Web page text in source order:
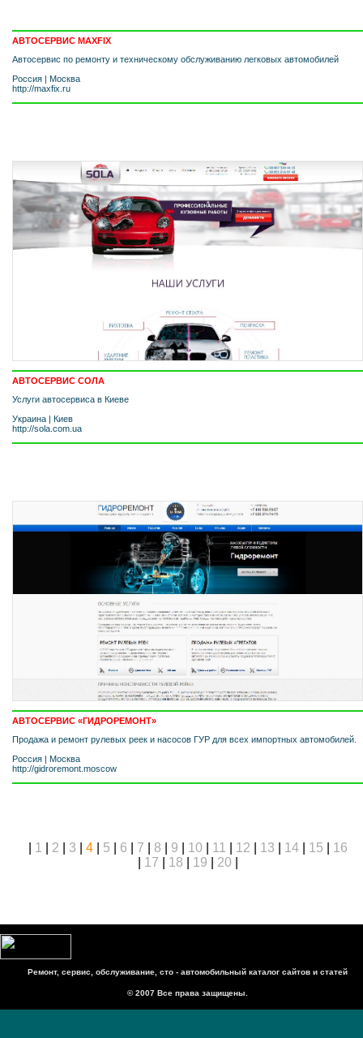
АВТОСЕРВИС MAXFIX
Автосервис по ремонту и техническому обслуживанию легковых автомобилей
Россия | Москва
http://maxfix.ru
АВТОСЕРВИС СОЛА
Услуги автосервиса в Киеве
Украина | Киев
http://sola.com.ua
АВТОСЕРВИС «ГИДРОРЕМОНТ»
Продажа и ремонт рулевых реек и насосов ГУР для всех импортных автомобилей.
Россия | Москва
http://gidroremont.moscow
1 2 3 4| 5 6 7 8 9 10 11 12 13 14| 15
16
17 18 19 20
Ремонт, сервис, обслуживание, сто - автомобильный каталог сайтов и статей
© 2007 Все права защищены.